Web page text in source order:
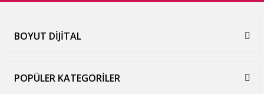
BOYUT DİJİTAL
POPÜLER KATEGORİLER